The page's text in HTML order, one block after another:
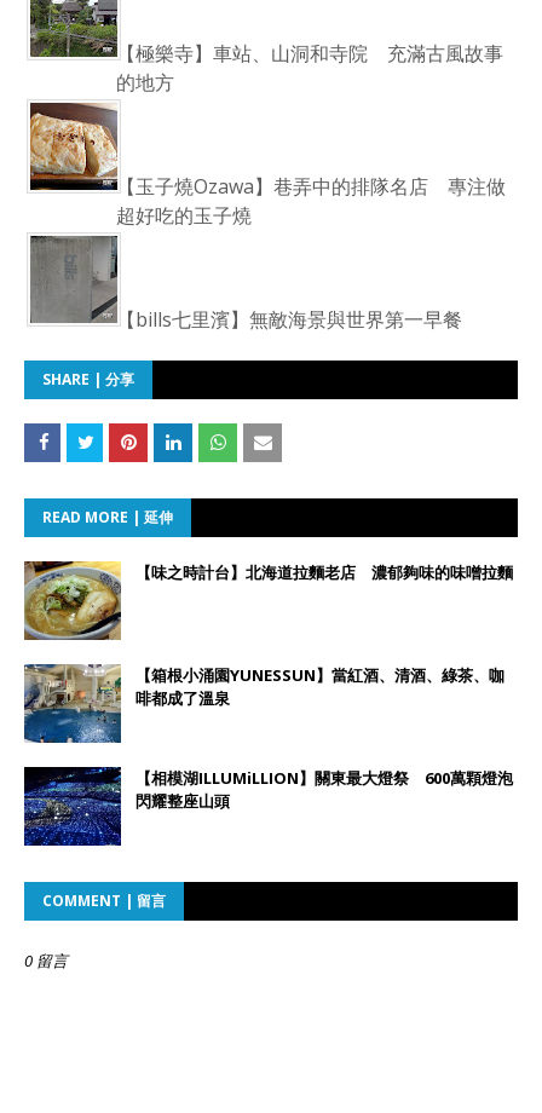
【極樂寺】車站、山洞和寺院 充滿古風故事
的地方
【玉子燒Ozawa】巷弄中的排隊名店 專注做
超好吃的玉子燒
【bills七里濱】無敵海景與世界第一早餐
SHARE | 分享
READ MORE | 延伸
【味之時計台】北海道拉麵老店 濃郁夠味的味噌拉麵
【箱根小涌園YUNESSUN】當紅酒、清酒、綠茶、咖
啡都成了溫泉
【相模湖ILLUMiLLION】關東最大燈祭 600萬顆燈泡
閃耀整座山頭
COMMENT | 留言
0 留言